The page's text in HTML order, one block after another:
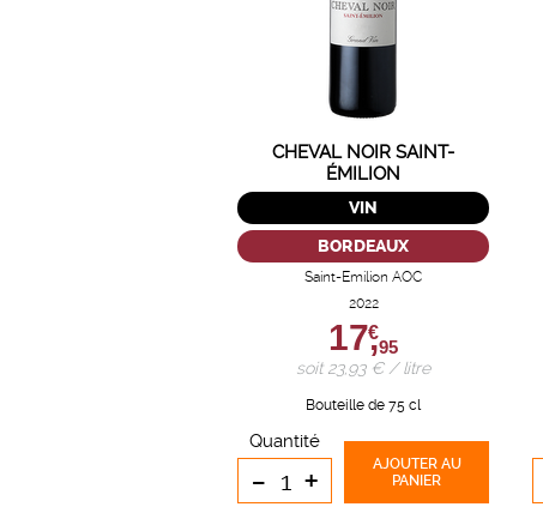
CHEVAL NOIR SAINT-
ÉMILION
VIN
BORDEAUX
Saint-Emilion AOC
2022
17,
€
95
soit 23,93 € / litre
Bouteille de 75 cl
Quantité
- + AJOUTER AU
PANIER